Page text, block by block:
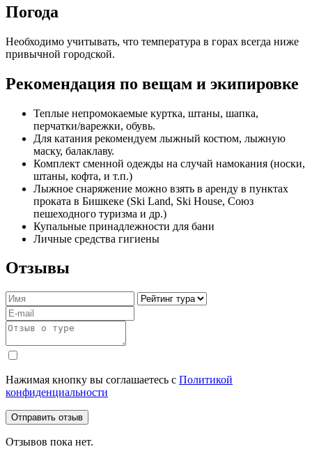
Погода
Необходимо учитывать, что температура в горах всегда ниже
привычной городской.
Рекомендация по вещам и экипировке
Теплые непромокаемые куртка, штаны, шапка,
перчатки/варежки, обувь.
Для катания рекомендуем лыжный костюм, лыжную
маску, балаклаву.
Комплект сменной одежды на случай намокания (носки,
штаны, кофта, и т.п.)
Лыжное снаряжение можно взять в аренду в пунктах
проката в Бишкеке (Ski Land, Ski House, Союз
пешеходного туризма и др.)
Купальные принадлежности для бани
Личные средства гигиены
Отзывы
Нажимая кнопку вы соглашаетесь с Политикой
конфиденциальности
Отправить отзыв
Отзывов пока нет.